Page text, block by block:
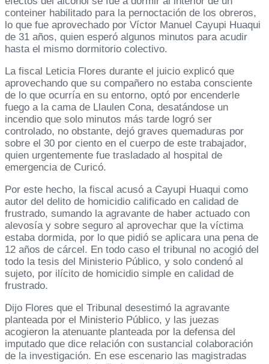
conteiner habilitado para la pernoctación de los obreros,
lo que fue aprovechado por Víctor Manuel Cayupi Huaqui
de 31 años, quien esperó algunos minutos para acudir
hasta el mismo dormitorio colectivo.
La fiscal Leticia Flores durante el juicio explicó que
aprovechando que su compañero no estaba consciente
de lo que ocurría en su entorno, optó por encenderle
fuego a la cama de Llaulen Cona, desatándose un
incendio que solo minutos más tarde logró ser
controlado, no obstante, dejó graves quemaduras por
sobre el 30 por ciento en el cuerpo de este trabajador,
quien urgentemente fue trasladado al hospital de
emergencia de Curicó.
Por este hecho, la fiscal acusó a Cayupi Huaqui como
autor del delito de homicidio calificado en calidad de
frustrado, sumando la agravante de haber actuado con
alevosía y sobre seguro al aprovechar que la víctima
estaba dormida, por lo que pidió se aplicara una pena de
12 años de cárcel. En todo caso el tribunal no acogió del
todo la tesis del Ministerio Público, y solo condenó al
sujeto, por ilícito de homicidio simple en calidad de
frustrado.
Dijo Flores que el Tribunal desestimó la agravante
planteada por el Ministerio Público, y las juezas
acogieron la atenuante planteada por la defensa del
imputado que dice relación con sustancial colaboración
de la investigación. En ese escenario las magistradas